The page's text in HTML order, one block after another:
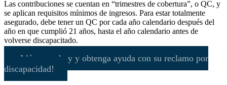
Las contribuciones se cuentan en “trimestres de cobertura”, o QC, y
se aplican requisitos mínimos de ingresos. Para estar totalmente
asegurado, debe tener un QC por cada año calendario después del
año en que cumplió 21 años, hasta el año calendario antes de
volverse discapacitado.
¡Llámenos hoy y obtenga ayuda con su reclamo por
discapacidad!